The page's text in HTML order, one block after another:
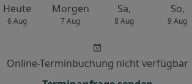
Heute
6 Aug
Morgen
7 Aug
Sa,
8 Aug
So,
9 Aug
Online-Terminbuchung nicht verfügbar